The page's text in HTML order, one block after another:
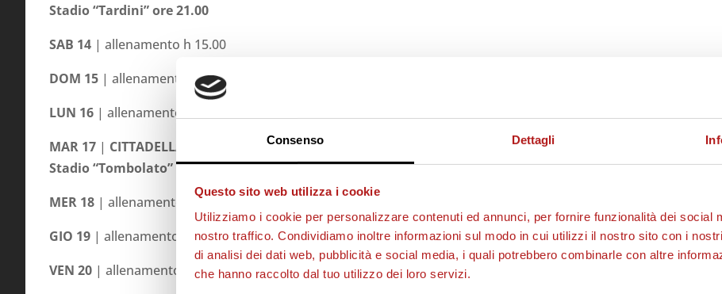
Consenso Dettagli
Questo sito web utilizza i cookie
Utilizziamo i cookie per personalizzare contenuti ed annunci, per fornire funzionalità dei social
nostro traffico. Condividiamo inoltre informazioni sul modo in cui utilizzi il nostro sito con i
di analisi dei dati web, pubblicità e social media, i quali potrebbero combinarle con altre
che hanno raccolto dal tuo utilizzo dei loro servizi.
Stadio “Tardini” ore 21.00
SAB 14 | allenamento h 15.00
DOM 15 | allenamento h 11.00
LUN 16 | allenamento h 15.00
MAR 17 | CITTADELLA
Stadio “Tombolato” ore 20.30
MER 18 | allenamento h 11.00
GIO 19 | allenamento h 15.00
VEN 20 | allenamento h 10.00